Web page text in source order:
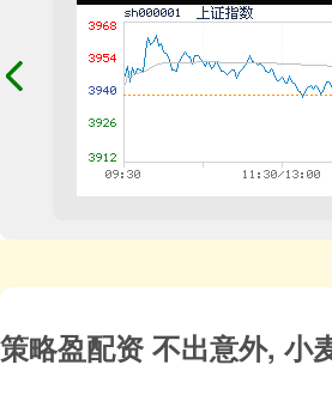
策略盈配资 不出意外, 小